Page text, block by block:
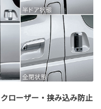
ローザー・挟み込み防止